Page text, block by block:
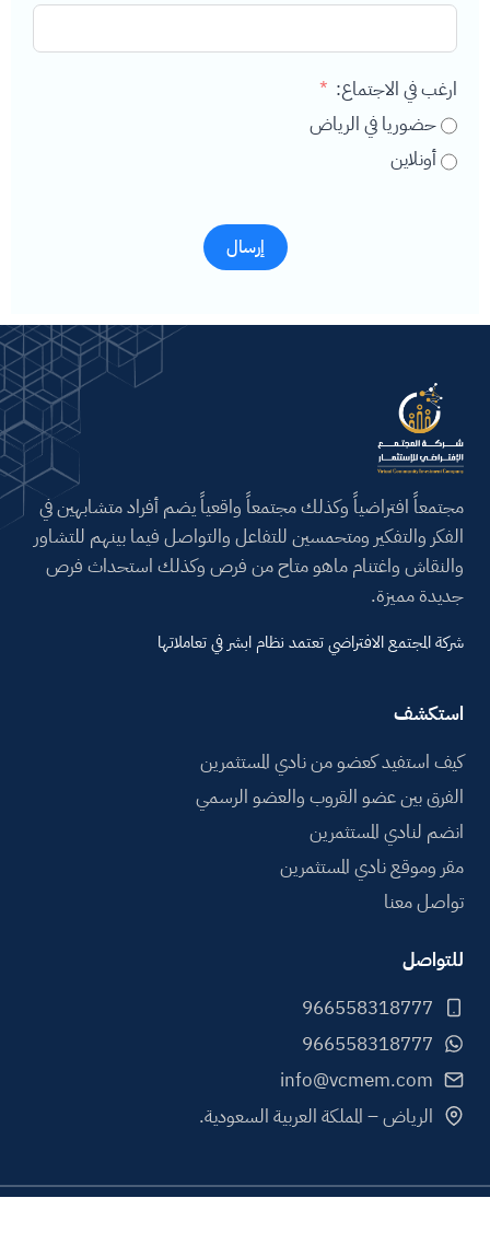
ارغب في الاجتماع:
حضوريا في الرياض
أونلاين
إرسال
n
t
i
v
e
مجتمعاً افتراضياً وكذلك مجتمعاً واقعياً يضم أفراد متشابهين في
الفكر والتفكير ومتحمسين للتفاعل والتواصل فيما بينهم للتشاور
والنقاش واغتنام ماهو متاح من فرص وكذلك استحداث فرص
جديدة مميزة.
شركة المجتمع الافتراضي تعتمد نظام ابشر في تعاملاتها
استكشف
كيف استفيد كعضو من نادي المستثمرين
الفرق بين عضو القروب والعضو الرسمي
انضم لنادي المستثمرين
مقر وموقع نادي المستثمرين
تواصل معنا
للتواصل
info@vcmem.com
الرياض – المملكة العربية السعودية.